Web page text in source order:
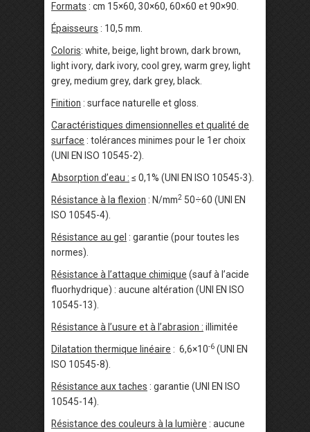
Formats : cm 15×60, 30×60, 60×60 et 90×90.
Épaisseurs : 10,5 mm.
Coloris: white, beige, light brown, dark brown,
light ivory, dark ivory, cool grey, warm grey, light
grey, medium grey, dark grey, black.
Finition : surface naturelle et gloss.
Caractéristiques dimensionnelles et qualité de
surface : tolérances minimes pour le 1er choix
(UNI EN ISO 10545-2).
Absorption d’eau : ≤ 0,1% (UNI EN ISO 10545-3).
Résistance à la flexion : N/mm2 50÷60 (UNI EN
ISO 10545-4).
Résistance au gel : garantie (pour toutes les
normes).
Résistance à l’attaque chimique (sauf à l’acide
fluorhydrique) : aucune altération (UNI EN ISO
10545-13).
Résistance à l’usure et à l’abrasion : illimitée
Dilatation thermique linéaire : 6,6×10-6 (UNI EN
ISO 10545-8).
Résistance aux taches : garantie (UNI EN ISO
10545-14).
Résistance des couleurs à la lumière : aucune